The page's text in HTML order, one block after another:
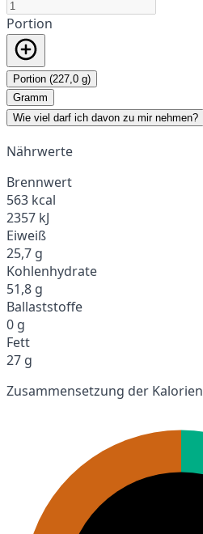
Portion
Portion (227,0 g)
Gramm
Wie viel darf ich davon zu mir nehmen?
Nährwerte
Brennwert
563 kcal
2357 kJ
Eiweiß
25,7 g
Kohlenhydrate
51,8 g
Ballaststoffe
0 g
Fett
27 g
Zusammensetzung der Kalorien